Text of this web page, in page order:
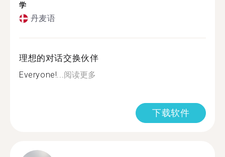
学
丹麦语
理想的对话交换伙伴
Everyone!...阅读更多
下载软件